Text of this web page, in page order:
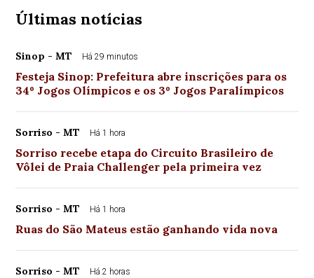
Últimas notícias
Sinop - MT Há 29 minutos
Festeja Sinop: Prefeitura abre inscrições para os
34º Jogos Olímpicos e os 3º Jogos Paralímpicos
Sorriso - MT Há 1 hora
Sorriso recebe etapa do Circuito Brasileiro de
Vôlei de Praia Challenger pela primeira vez
Sorriso - MT Há 1 hora
Ruas do São Mateus estão ganhando vida nova
Sorriso - MT Há 2 horas